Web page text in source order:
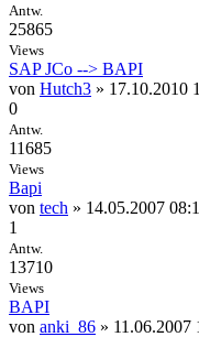
Antw.
25865
Views
SAP JCo --> BAPI
von Hutch3 » 17.10.2010
0
Antw.
11685
Views
Bapi
von tech » 14.05.2007
1
Antw.
13710
Views
BAPI
von anki_86 » 11.06.2007